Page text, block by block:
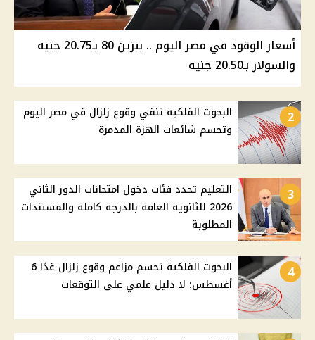
أسعار الوقود في مصر اليوم .. بنزين 80 بـ20.75 جنيه
والسولار بـ20.50 جنيه
2
البحوث الفلكية تنفي وقوع زلزال في مصر اليوم
وتحسم شائعات الهزة المدمرة
3
التعليم تحدد فئات دخول امتحانات الدور الثاني
2026 للثانوية العامة بالدرجة كاملة والمستندات
المطلوبة
4
البحوث الفلكية تحسم مزاعم وقوع زلزال غدًا 6
أغسطس: لا دليل علمي على التوقعات